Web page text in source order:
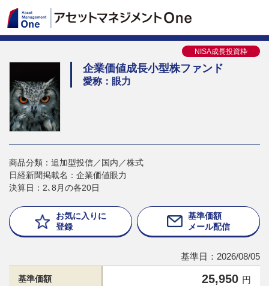
NISA成長投資枠
企業価値成長小型株ファンド
愛称：眼力
商品分類：追加型投信／国内／株式
日経新聞掲載名：企業価値眼力
決算日：2､8月の各20日
お気に入りに
登録
基準価額
メール配信
基準日：2026/08/05
基準価額 25,950 円